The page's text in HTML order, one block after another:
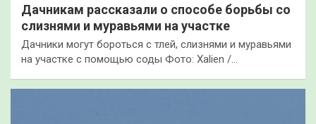
Дачникам рассказали о способе борьбы со
слизнями и муравьями на участке
Дачники могут бороться с тлей, слизнями и муравьями
на участке с помощью соды Фото: Xalien /…